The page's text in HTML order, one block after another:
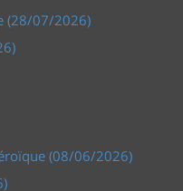
(28/07/2026)
(08/06/2026)